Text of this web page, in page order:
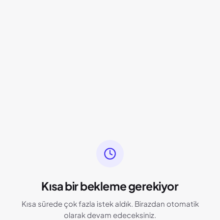
Kısa bir bekleme gerekiyor
Kısa sürede çok fazla istek aldık. Birazdan otomatik
olarak devam edeceksiniz.